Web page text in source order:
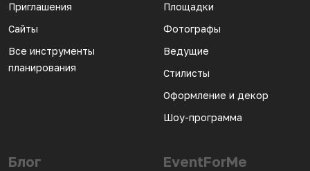
Приглашения
Сайты
Все инструменты
планирования
Площадки
Фотографы
Ведущие
Стилисты
Оформление и декор
Шоу-программа
Блог EventForMe